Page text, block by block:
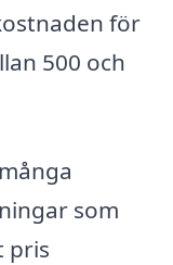
för
500 och
som
pris